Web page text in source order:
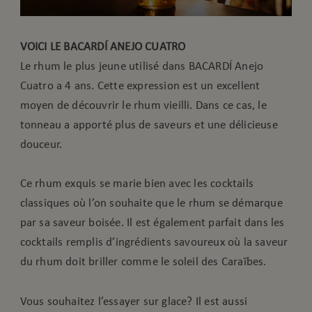
VOICI LE BACARDÍ ANEJO CUATRO
Le rhum le plus jeune utilisé dans BACARDÍ Anejo
Cuatro a 4 ans. Cette expression est un excellent
moyen de découvrir le rhum vieilli. Dans ce cas, le
tonneau a apporté plus de saveurs et une délicieuse
douceur.
Ce rhum exquis se marie bien avec les cocktails
classiques où l’on souhaite que le rhum se démarque
par sa saveur boisée. Il est également parfait dans les
cocktails remplis d’ingrédients savoureux où la saveur
du rhum doit briller comme le soleil des Caraïbes.
Vous souhaitez l’essayer sur glace? Il est aussi